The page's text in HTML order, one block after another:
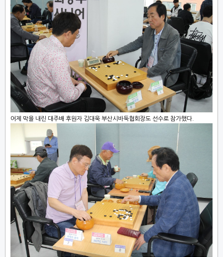
어제 막을 내린 대주배 후원자 김대욱 부산시바둑협회장도 선수로 참가했다.